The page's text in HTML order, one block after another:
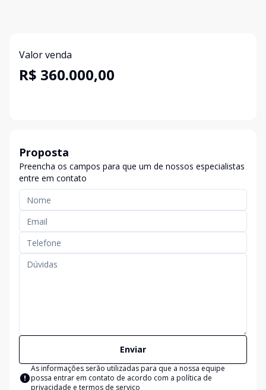
Valor venda
R$ 360.000,00
Proposta
Preencha os campos para que um de nossos especialistas
entre em contato
Enviar
As informações serão utilizadas para que a nossa equipe
possa entrar em contato de acordo com a política de
privacidade e termos de serviço